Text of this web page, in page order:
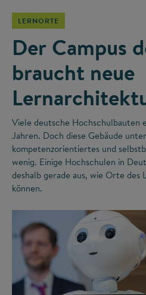
LERNORTE
Der Campus
braucht neue
Viele deutsche Hochschulbauten
Jahren. Doch diese Gebäude
kompetenzorientiertes und
wenig. Einige Hochschulen in
deshalb gerade aus, wie Orte des
können.